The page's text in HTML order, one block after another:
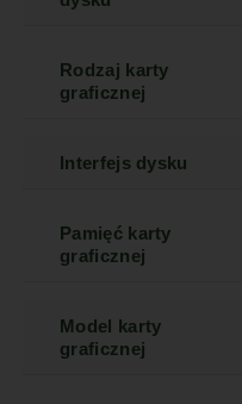
Rodzaj karty
graficznej
Interfejs dysku
Pamięć karty
graficznej
Model karty
graficznej